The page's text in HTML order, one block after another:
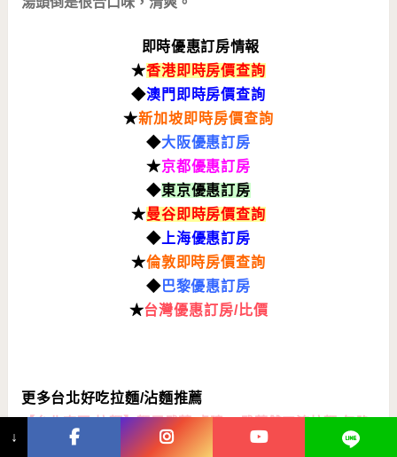
即時優惠訂房情報
★香港即時房價查詢
◆澳門即時房價查詢
★新加坡即時房價查詢
◆大阪優惠訂房
★京都優惠訂房
◆東京優惠訂房
★曼谷即時房價查詢
◆上海優惠訂房
★倫敦即時房價查詢
◆巴黎優惠訂房
★台灣優惠訂房/比價
更多台北好吃拉麵/沾麵推薦
【台北東區/拉麵】麵屋武藏 虎嘯 – 武藏雙刀流拉麵 午晚
限量20碗
↓